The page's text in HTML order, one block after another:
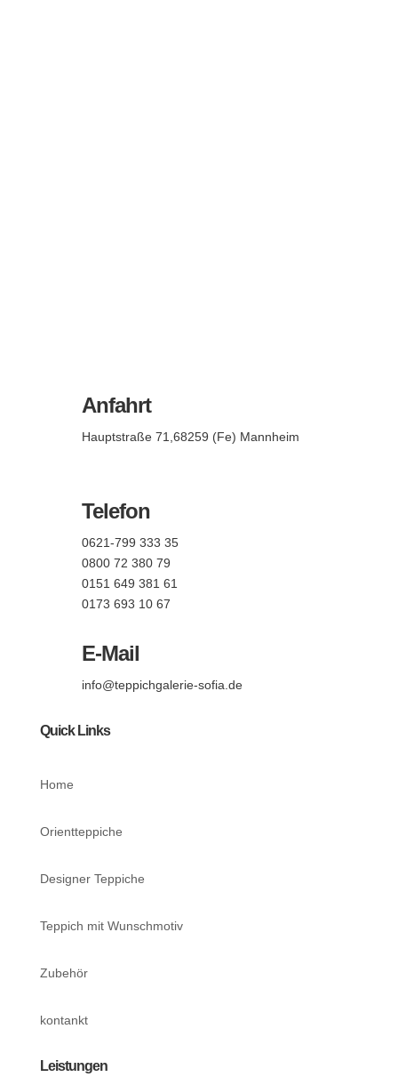
Anfahrt
Hauptstraße 71,68259 (Fe) Mannheim
Telefon
0621-799 333 35
0800 72 380 79
0151 649 381 61
0173 693 10 67
E-Mail
info@teppichgalerie-sofia.de
Quick Links
Home
Orientteppiche
Designer Teppiche
Teppich mit Wunschmotiv
Zubehör
kontankt
Leistungen